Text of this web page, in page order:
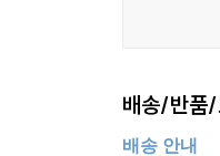
배송/반품/
배송 안내